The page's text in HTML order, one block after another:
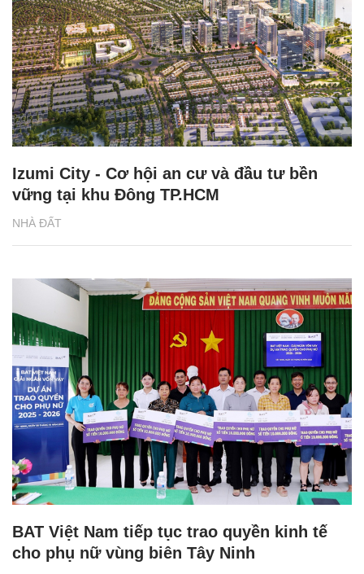
NHÀ ĐẤT
Izumi City - Cơ hội an cư và đầu tư bền
vững tại khu Đông TP.HCM
BAT Việt Nam tiếp tục trao quyền kinh tế
cho phụ nữ vùng biên Tây Ninh